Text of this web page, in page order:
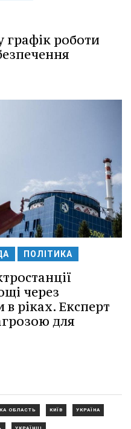
графік роботи
ПОЛІТИКА
через
ріках. Експерт
для
ОБЛАСТЬ КИЇВ УКРАЇНА